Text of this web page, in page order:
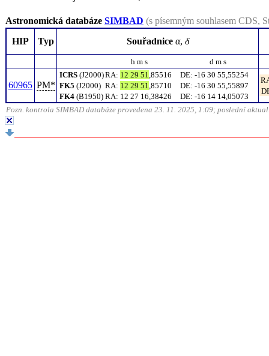
Astronomická databáze SIMBAD (s písemným souhlasem CDS,
HIP
Typ Souřadnice α, δ
h m s d m s
60965 PM*
ICRS (J2000)RA: 12 29 51 ,85516 DE: -16 30 55,55254
FK5 (J2000) RA: 12 29 51 ,85710 DE: -16 30 55,55897
FK4 (B1950) RA: 12 27 16,38426 DE: -16 14 14,05073
Pozn. kontrola SIMBAD databáze provedena 23. 11. 2025, 1:09; poslední